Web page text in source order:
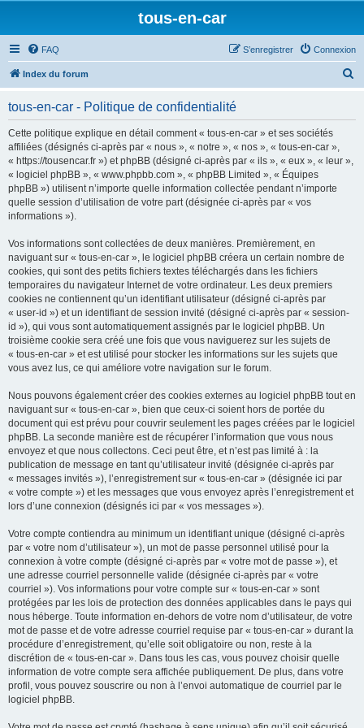
tous-en-car
FAQ Connexion
S’enregistrer
Index du forum
tous-en-car - Politique de confidentialité
Cette politique explique en détail comment « tous-en-car » et ses sociétés
affiliées (désignés ci-après par « nous », « notre », « nos », « tous-en-car »,
« https://tousencar.fr ») et phpBB (désigné ci-après par « ils », « eux », « leur »,
« logiciel phpBB », « www.phpbb.com », « phpBB Limited », « Équipes
phpBB ») utilisent n’importe quelle information collectée pendant n’importe
quelle session d’utilisation de votre part (désignée ci-après par « vos
informations »).
Vos informations sont collectées de deux manières. Premièrement, en
naviguant sur « tous-en-car », le logiciel phpBB créera un certain nombre de
cookies, qui sont des petits fichiers textes téléchargés dans les fichiers
temporaires du navigateur Internet de votre ordinateur. Les deux premiers
cookies ne contiennent qu’un identifiant utilisateur (désigné ci-après par
« user-id ») et un identifiant de session invité (désigné ci-après par « session-
id »), qui vous sont automatiquement assignés par le logiciel phpBB. Un
troisième cookie sera créé une fois que vous naviguerez sur les sujets de
« tous-en-car » et est utilisé pour stocker les informations sur les sujets que
vous avez lus, ce qui améliore votre navigation sur le forum.
Nous pouvons également créer des cookies externes au logiciel phpBB tout en
naviguant sur « tous-en-car », bien que ceux-ci soient hors de portée du
document qui est prévu pour couvrir seulement les pages créées par le logiciel
phpBB. La seconde manière est de récupérer l’information que vous nous
envoyez et que nous collectons. Ceci peut être, et n’est pas limité à : la
publication de message en tant qu’utilisateur invité (désignée ci-après par
« messages invités »), l’enregistrement sur « tous-en-car » (désignée ici par
« votre compte ») et les messages que vous envoyez après l’enregistrement et
lors d’une connexion (désignés ici par « vos messages »).
Votre compte contiendra au minimum un identifiant unique (désigné ci-après
par « votre nom d’utilisateur »), un mot de passe personnel utilisé pour la
connexion à votre compte (désigné ci-après par « votre mot de passe »), et
une adresse courriel personnelle valide (désignée ci-après par « votre
courriel »). Vos informations pour votre compte sur « tous-en-car » sont
protégées par les lois de protection des données applicables dans le pays qui
nous héberge. Toute information en-dehors de votre nom d’utilisateur, de votre
mot de passe et de votre adresse courriel requise par « tous-en-car » durant la
procédure d’enregistrement, qu’elle soit obligatoire ou non, reste à la
discrétion de « tous-en-car ». Dans tous les cas, vous pouvez choisir quelle
information de votre compte sera affichée publiquement. De plus, dans votre
profil, vous pouvez souscrire ou non à l’envoi automatique de courriel par le
logiciel phpBB.